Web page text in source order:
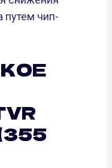
путем чип-